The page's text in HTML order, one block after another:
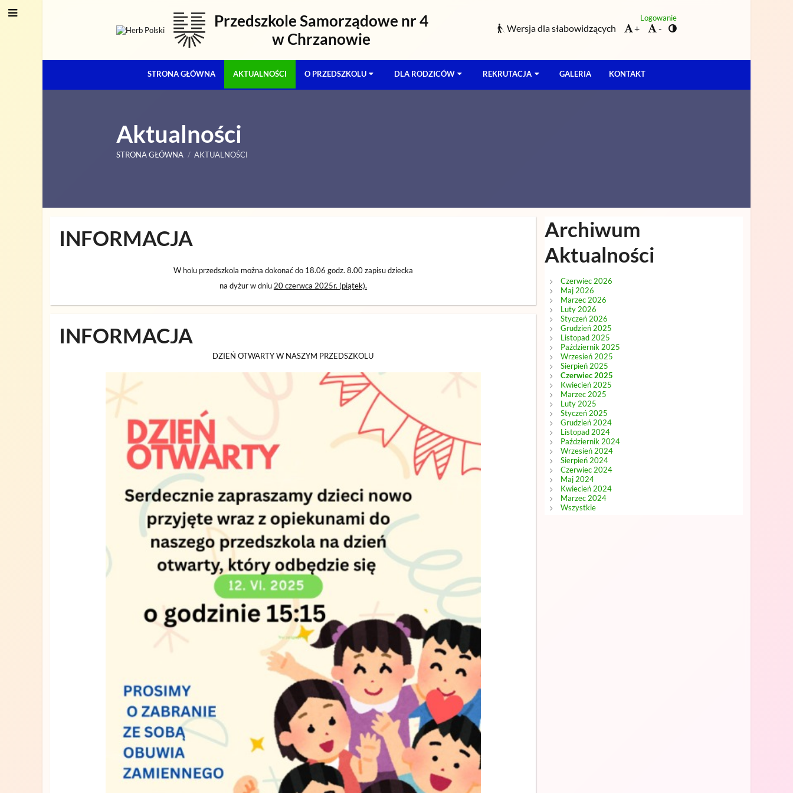
Przedszkole Samorządowe nr 4
w Chrzanowie
Logowanie
Wersja dla słabowidzących + -
STRONA GŁÓWNA AKTUALNOŚCI O PRZEDSZKOLU DLA RODZICÓW REKRUTACJA GALERIA KONTAKT
Aktualności
STRONA GŁÓWNA / AKTUALNOŚCI
Aktualności
INFORMACJA
W holu przedszkola można dokonać do 18.06 godz. 8.00 zapisu dziecka
na dyżur w dniu 20 czerwca 2025r. (piątek).
INFORMACJA
DZIEŃ OTWARTY W NASZYM PRZEDSZKOLU
Archiwum
Aktualności
Czerwiec 2026
Maj 2026
Marzec 2026
Luty 2026
Styczeń 2026
Grudzień 2025
Listopad 2025
Październik 2025
Wrzesień 2025
Sierpień 2025
Czerwiec 2025
Kwiecień 2025
Marzec 2025
Luty 2025
Styczeń 2025
Grudzień 2024
Listopad 2024
Październik 2024
Wrzesień 2024
Sierpień 2024
Czerwiec 2024
Maj 2024
Kwiecień 2024
Marzec 2024
Wszystkie